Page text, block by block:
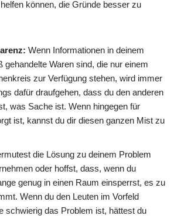
können, die Gründe besser zu
Wenn Informationen in deinem
gehandelte Waren sind, die nur einem
zur Verfügung stehen, wird immer
dafür draufgehen, dass du den anderen
was Sache ist. Wenn hingegen für
ist, kannst du dir diesen ganzen Mist zu
die Lösung zu deinem Problem
oder hoffst, dass, wenn du
genug in einen Raum einsperrst, es zu
Wenn du den Leuten im Vorfeld
schwierig das Problem ist, hättest du